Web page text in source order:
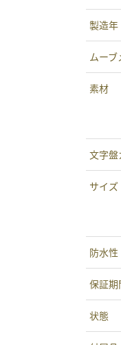
製造年
ムーブ
素材
文字盤
サイズ
防水性
保証期
状態